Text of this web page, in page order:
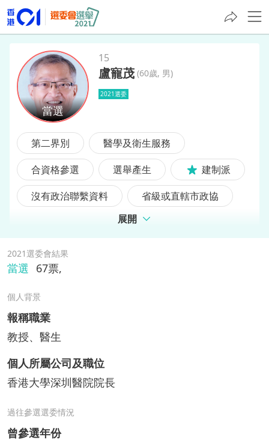
盧寵茂
15
盧寵茂 (60歲, 男)
2021選委
第二界別
醫學及衛生服務
合資格參選
選舉產生
建制派
沒有政治聯繫資料
省級或直轄市政協
展開
2021選委會結果
當選 67票,
個人背景
報稱職業
教授、醫生
個人所屬公司及職位
香港大學深圳醫院院長
過往參選選委情況
曾參選年份